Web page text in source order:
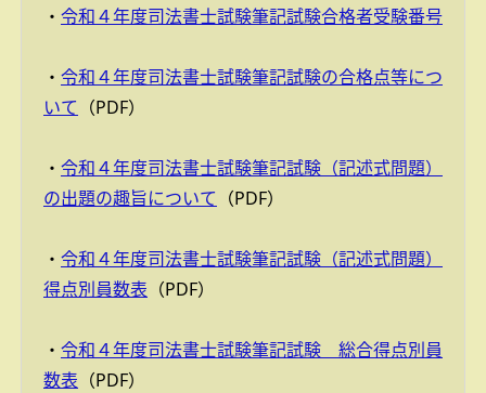
・ 令和４年度司法書士試験筆記試験合格者受験番号
・ 令和４年度司法書士試験筆記試験の合格点等につ
いて （PDF）
・ 令和４年度司法書士試験筆記試験（記述式問題）
の出題の趣旨について （PDF）
・ 令和４年度司法書士試験筆記試験（記述式問題）
得点別員数表 （PDF）
・ 令和４年度司法書士試験筆記試験 総合得点別員
数表 （PDF）